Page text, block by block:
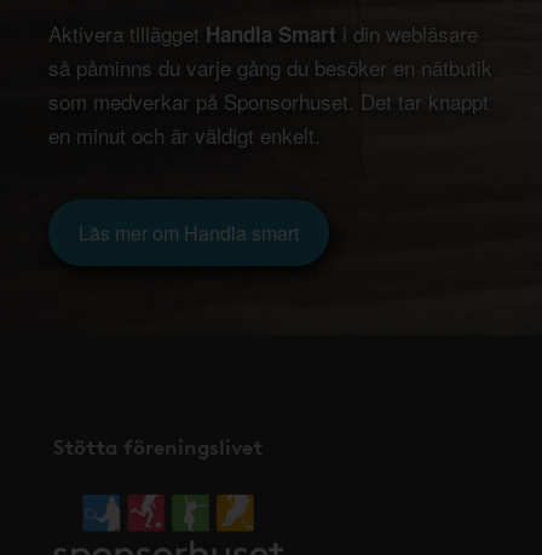
Aktivera tillägget Handla Smart i din webläsare
så påminns du varje gång du besöker en nätbutik
som medverkar på Sponsorhuset. Det tar knappt
en minut och är väldigt enkelt.
Läs mer om Handla smart
Stötta föreningslivet